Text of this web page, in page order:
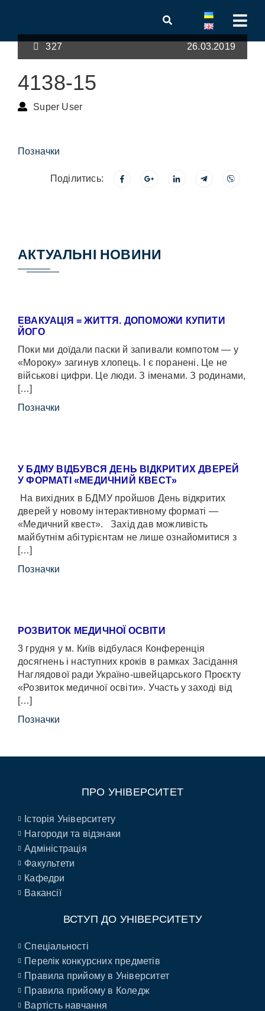
327 26.03.2019
4138-15
Super User
Позначки
Поділитись:
АКТУАЛЬНІ НОВИНИ
ЕВАКУАЦІЯ = ЖИТТЯ. ДОПОМОЖИ КУПИТИ
ЙОГО
Поки ми доїдали паски й запивали компотом — у
«Мороку» загинув хлопець. І є поранені. Це не
військові цифри. Це люди. З іменами. З родинами,
[…]
Позначки
У БДМУ ВІДБУВСЯ ДЕНЬ ВІДКРИТИХ ДВЕРЕЙ
У ФОРМАТІ «МЕДИЧНИЙ КВЕСТ»
На вихідних в БДМУ пройшов День відкритих
дверей у новому інтерактивному форматі —
«Медичний квест». Захід дав можливість
майбутнім абітурієнтам не лише ознайомитися з
[…]
Позначки
РОЗВИТОК МЕДИЧНОЇ ОСВІТИ
3 грудня у м. Київ відбулася Конференція
досягнень і наступних кроків в рамках Засідання
Наглядової ради Україно-швейцарського Проєкту
«Розвиток медичної освіти». Участь у заході від
[…]
Позначки
ПРО УНІВЕРСИТЕТ
Історія Університету
Нагороди та відзнаки
Адміністрація
Факультети
Кафедри
Вакансії
ВСТУП ДО УНІВЕРСИТЕТУ
Спеціальності
Перелік конкурсних предметів
Правила прийому в Університет
Правила прийому в Коледж
Вартість навчання